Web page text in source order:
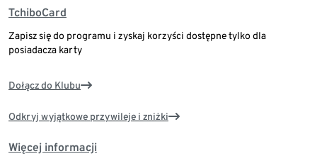
TchiboCard
Zapisz się do programu i zyskaj korzyści dostępne tylko dla
posiadacza karty
Dołącz do Klubu
Odkryj wyjątkowe przywileje i zniżki
Więcej informacji